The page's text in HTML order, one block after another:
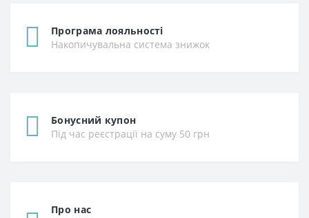
Програма лояльності
Накопичувальна система знижок
Бонусний купон
Під час реєстрації на суму 50 грн
Про нас